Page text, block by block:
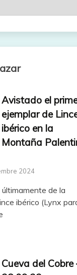
Avistado el
ejemplar de
ibérico en la
Montaña
2024
de la
ibérico (Lynx
Cueva del Cobre